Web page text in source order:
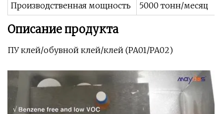
Производственная мощность
5000 тонн/месяц
Описание продукта
ПУ клей/обувной клей/клей (PA01/PA02)